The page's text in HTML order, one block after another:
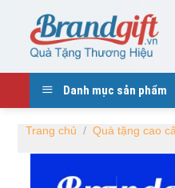
content
Danh mục sản phẩm
Trang chủ / Quà tặng cao